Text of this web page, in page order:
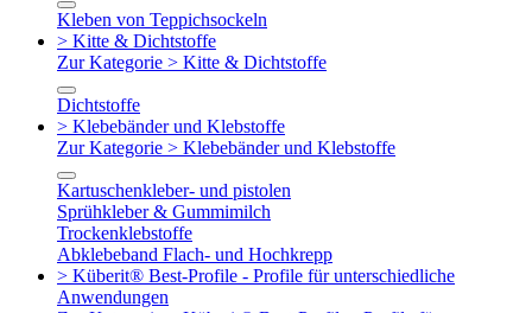
Kleben von Teppichsockeln
> Kitte & Dichtstoffe
Zur Kategorie > Kitte & Dichtstoffe
Dichtstoffe
> Klebebänder und Klebstoffe
Zur Kategorie > Klebebänder und Klebstoffe
Kartuschenkleber- und pistolen
Sprühkleber & Gummimilch
Trockenklebstoffe
Abklebeband Flach- und Hochkrepp
> Küberit® Best-Profile - Profile für unterschiedliche
Anwendungen